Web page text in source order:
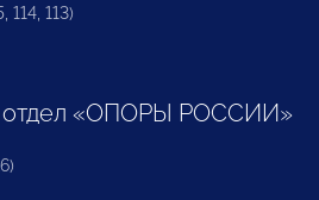
114, 113)
«ОПОРЫ РОССИИ»